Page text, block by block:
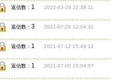
返信数： 1 2022-03-29 22:39:11
返信数：3 2021-07-29 12:04:31
返信数： 1 2021-07-12 15:49:12
返信数： 1 2021-07-05 15:04:57